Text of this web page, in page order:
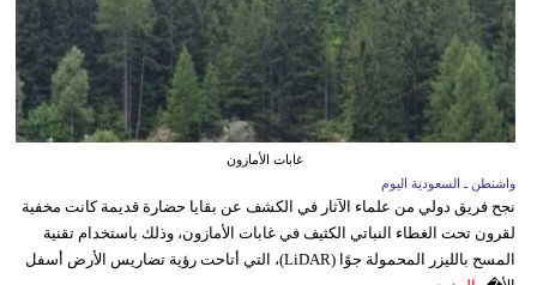
غابات الأمازون
واشنطن ـ السعودية اليوم
نجح فريق دولي من علماء الآثار في الكشف عن بقايا حضارة قديمة كانت مخفية
لقرون تحت الغطاء النباتي الكثيف في غابات الأمازون، وذلك باستخدام تقنية
المسح بالليزر المحمولة جوًا (LiDAR)، التي أتاحت رؤية تضاريس الأرض أسفل